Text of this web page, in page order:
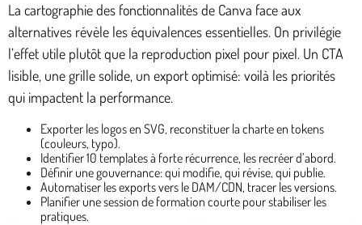
La cartographie des fonctionnalités de Canva face aux
alternatives révèle les équivalences essentielles. On privilégie
l’effet utile plutôt que la reproduction pixel pour pixel. Un CTA
lisible, une grille solide, un export optimisé: voilà les priorités
qui impactent la performance.
Exporter les logos en SVG, reconstituer la charte en tokens
(couleurs, typo).
Identifier 10 templates à forte récurrence, les recréer d’abord.
Définir une gouvernance: qui modifie, qui révise, qui publie.
Automatiser les exports vers le DAM/CDN, tracer les versions.
Planifier une session de formation courte pour stabiliser les
pratiques.